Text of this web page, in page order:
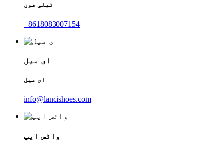
ٹیلی فون
+8618083007154
ای میل
ای میل
info@lancishoes.com
واٹس ایپ